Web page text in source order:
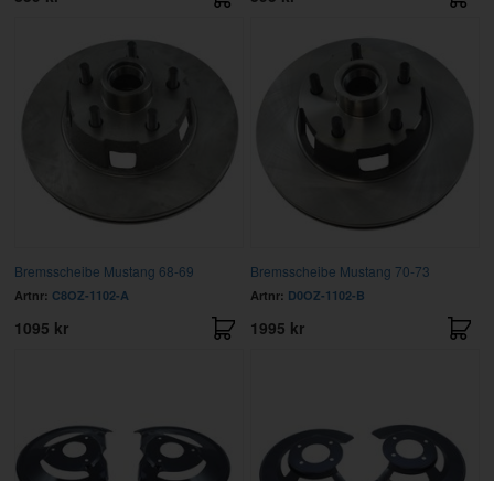
Bremsscheibe Mustang 68-69
Artnr: C8OZ-1102-A
1095 kr
Bremsscheibe Mustang 70-73
Artnr: D0OZ-1102-B
1995 kr